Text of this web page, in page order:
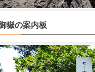
嶽の案内板